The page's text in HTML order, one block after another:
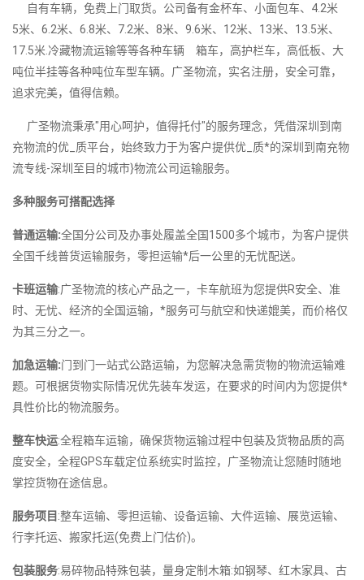
自有车辆，免费上门取货。公司备有金杯车、小面包车、4.2米
5米、6.2米、6.8米、7.2米、8米、9.6米、12米、13米、13.5米、
17.5米.冷藏物流运输等等各种车辆 箱车，高护栏车，高低板、大
吨位半挂等各种吨位车型车辆。广圣物流，实名注册，安全可靠，
追求完美，值得信赖。
广圣物流秉承"用心呵护，值得托付"的服务理念，凭借深圳到南
充物流的优_质平台，始终致力于为客户提供优_质*的深圳到南充物
流专线-深圳至目的城市}物流公司运输服务。
多种服务可搭配选择
普通运输:全国分公司及办事处履盖全国1500多个城市，为客户提供
全国千线普货运输服务，零担运输*后一公里的无忧配送。
卡班运输:广圣物流的核心产品之一，卡车航班为您提供R安全、准
时、无忧、经济的全国运输，*服务可与航空和快递媲美，而价格仅
为其三分之一。
加急运输:门到门一站式公路运输，为您解决急需货物的物流运输难
题。可根据货物实际情况优先装车发运，在要求的时间内为您提供*
具性价比的物流服务。
整车快运:全程箱车运输，确保货物运输过程中包装及货物品质的高
度安全，全程GPS车载定位系统实时监控，广圣物流让您随时随地
掌控货物在途信息。
服务项目 :整车运输、零担运输、设备运输、大件运输、展览运输、
行李托运、搬家托运(免费上门估价)。
包装服务:易碎物品特殊包装，量身定制木箱:如钢琴、红木家具、古